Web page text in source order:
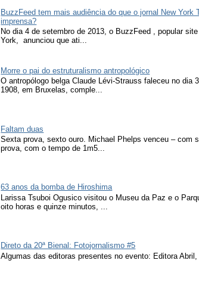
BuzzFeed tem mais audiência do que o jornal New
imprensa?
No dia 4 de setembro de 2013, o BuzzFeed , popular
York, anunciou que ati...
Morre o pai do estruturalismo antropológico
O antropólogo belga Claude Lévi-Strauss faleceu no dia
1908, em Bruxelas, comple...
Faltam duas
Sexta prova, sexto ouro. Michael Phelps venceu – com
prova, com o tempo de 1m5...
63 anos da bomba de Hiroshima
Larissa Tsuboi Ogusico visitou o Museu da Paz e o
oito horas e quinze minutos, ...
Direto da 20ª Bienal: Fotojornalismo #5
Algumas das editoras presentes no evento: Editora